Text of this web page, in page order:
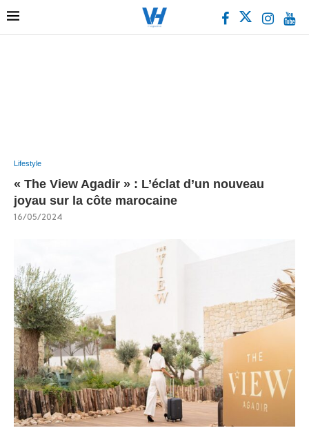
Lifestyle
« The View Agadir » : L’éclat d’un nouveau
joyau sur la côte marocaine
16/05/2024